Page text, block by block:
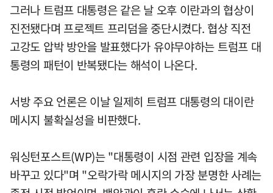
그러나 트럼프 대통령은 같은 날 오후 이란과의 협상이
진전됐다며 프로젝트 프리덤을 중단시켰다. 협상 직전
고강도 압박 방안을 발표했다가 유야무야하는 트럼프 대
통령의 패턴이 반복됐다는 해석이 나온다.
서방 주요 언론은 이날 일제히 트럼프 대통령의 대이란
메시지 불확실성을 비판했다.
워싱턴포스트(WP)는 "대통령이 시점 관련 입장을 계속
바꾸고 있다"며 "오락가락 메시지의 가장 분명한 사례는